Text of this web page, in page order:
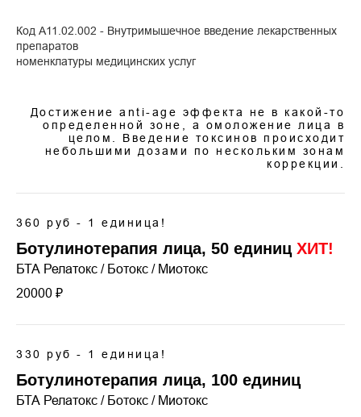
Код А11.02.002 - Внутримышечное введение лекарственных
препаратов
номенклатуры медицинских услуг
Достижение anti-age эффекта не в какой-то
определенной зоне, а омоложение лица в
целом. Введение токсинов происходит
небольшими дозами по нескольким зонам
коррекции.
360 руб - 1 единица!
Ботулинотерапия лица, 50 единиц ХИТ!
БТА Релатокс / Ботокс / Миотокс
20000 ₽
330 руб - 1 единица!
Ботулинотерапия лица, 100 единиц
БТА Релатокс / Ботокс / Миотокс